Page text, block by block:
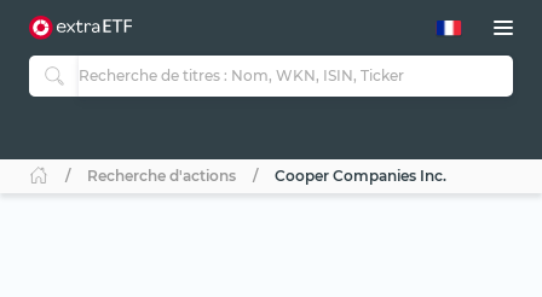
Recherche d'actions Cooper Companies Inc.